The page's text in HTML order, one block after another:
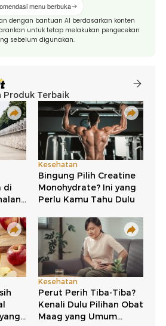
menu berbuka
dengan bantuan AI berdasarkan konten
untuk tetap melakukan pengecekan
sebelum digunakan.